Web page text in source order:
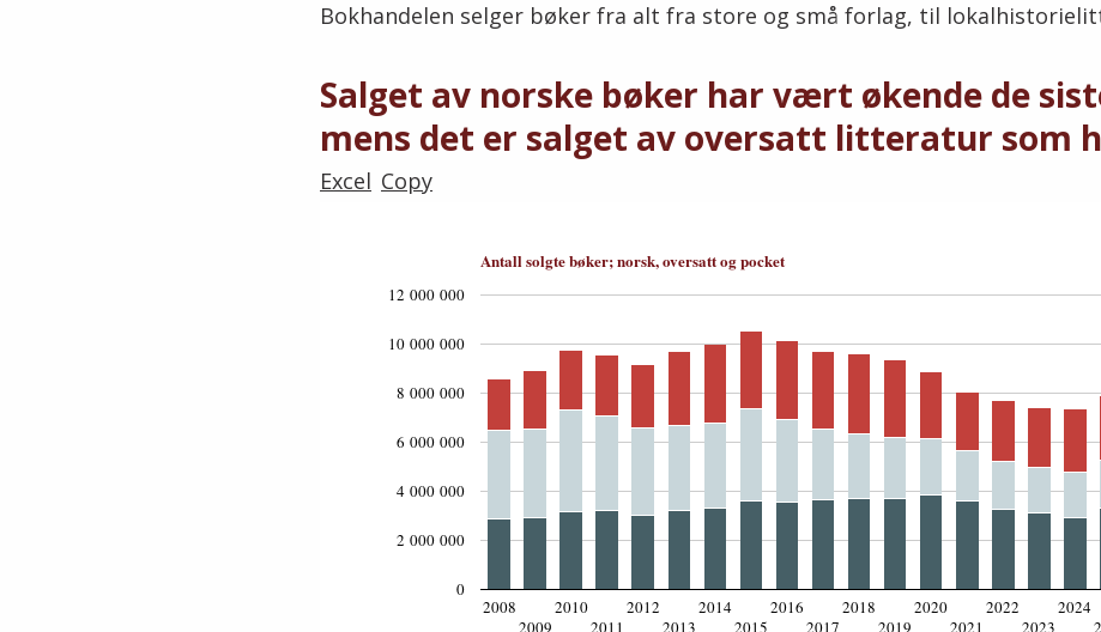
Bokhandelen selger bøker fra alt fra store og små forlag, til
Salget av norske bøker har vært økende de
mens det er salget av oversatt litteratur som
Excel Copy
Antall solgte bøker; norsk, oversatt og pocket
2008
2009
2010
2011
2012
2013
2014
2015
2016
2017
2018
2019
2020
2021
2022
2023
2024
0
2 000 000
4 000 000
6 000 000
8 000 000
10 000 000
12 000 000